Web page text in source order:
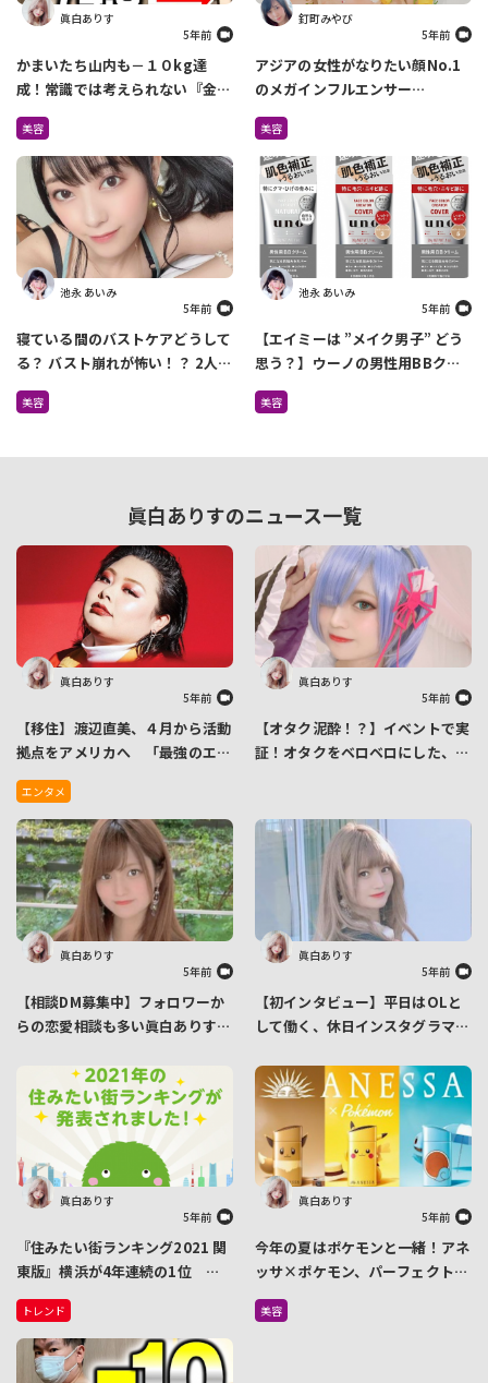
眞白ありす
5年前
かまいたち山内も－１０kg達
成！常識では考えられない『金森
式ダイエット』って知ってる？
美容
釘町みやび
5年前
アジアの女性がなりたい顔No.1
のメガインフルエンサー
taeri（テリ） プロデュースの韓
国発コスメブランド 『CILY』が
店頭販売スタート
美容
池永 あいみ
5年前
寝ている間のバストケアどうして
る？ バスト崩れが怖い！？ 2人に
1人が「寝る時もブラジャー」派
らしい
美容
池永 あいみ
5年前
【エイミーは ”メイク男子” どう
思う？】ウーノの男性用BBクリ
ーム 『フェイスカラークリエイ
ター』シリーズが累計出荷個数
美容
眞白ありすのニュース一覧
眞白ありす
5年前
【移住】渡辺直美、４月から活動
拠点をアメリカへ 「最強のエン
ターテイナーになれるように」
エンタメ
眞白ありす
5年前
【オタク泥酔！？】イベントで実
証！オタクをベロベロにした、あ
眞白ありす
5年前
【相談DM募集中】フォロワーか
らの恋愛相談も多い眞白ありすさ
眞白ありす
5年前
【初インタビュー】平日はOLと
して働く、休日インスタグラマー
眞白ありす
5年前
『住みたい街ランキング2021 関
東版』横浜が4年連続の1位 躍
進したのは、地元愛が目覚めた意
外なあの街？
トレンド
眞白ありす
5年前
今年の夏はポケモンと一緒！アネ
ッサ×ポケモン、パーフェクト
UV誕生！ピカチュウ・イーブ
イ・ゼニガメの3種類が登場
美容